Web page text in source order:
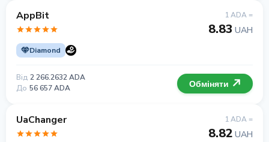
AppBit
Diamond
1 ADA =
8.83 UAH
Від 2 266.2632 ADA
До 56 657 ADA Обміняти
UaChanger 1 ADA =
8.82 UAH